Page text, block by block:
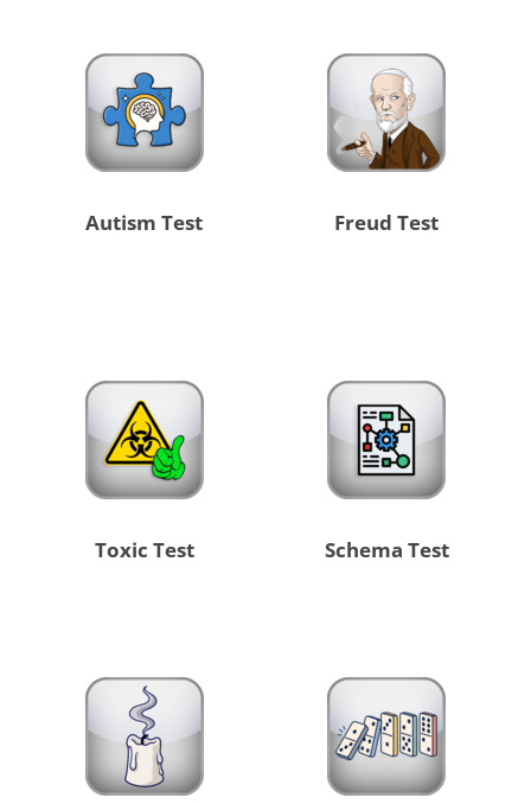
Autism Test Freud Test
Toxic Test Schema Test